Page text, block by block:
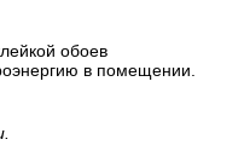
обоев
в помещении.